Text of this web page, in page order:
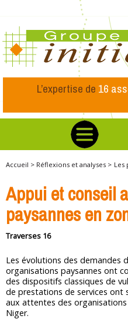
L’expertise de 16
Accueil > Réflexions et analyses > Les
Appui et conseil
paysannes en
Traverses 16
Les évolutions des demandes
organisations paysannes ont
des dispositifs classiques de
de prestations de services ont
aux attentes des
Niger.